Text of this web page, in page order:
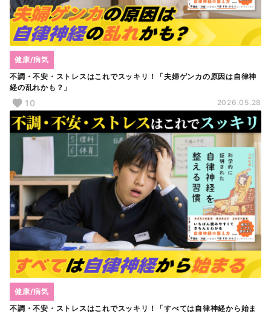
不調・不安・ストレスはこれでスッキリ！「夫婦ゲンカの原因は自律神
経の乱れかも？」
健康/病気
10 2026.05.28
不調・不安・ストレスはこれでスッキリ！「すべては自律神経から始ま
健康/病気